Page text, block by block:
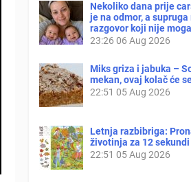
Nekoliko dana prije
je na odmor, a
razgovor koji nije
23:26 06 Aug 2026
Miks griza i jabuka –
mekan, ovaj kolač će
22:51 05 Aug 2026
Letnja razbibriga:
životinja za 12 sekundi
22:51 05 Aug 2026